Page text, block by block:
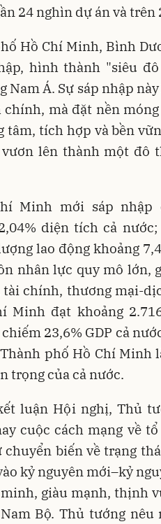
24 nghìn dự án và trên
Hồ Chí Minh, Bình
hình thành "siêu
Nam Á. Sự sáp nhập
chính, mà đặt nền
tích hợp và bền
lên thành một đô
Minh mới sáp
diện tích cả
lao động khoảng
nhân lực quy mô lớn,
chính, thương mại-
Minh đạt khoảng
23,6% GDP cả
phố Hồ Chí Minh
trọng của cả nước.
luận Hội nghị, Thủ
cuộc cách mạng về
chuyển biến về trạng
kỷ nguyên mới–kỷ
giàu mạnh, thịnh
Bộ. Thủ tướng nêu